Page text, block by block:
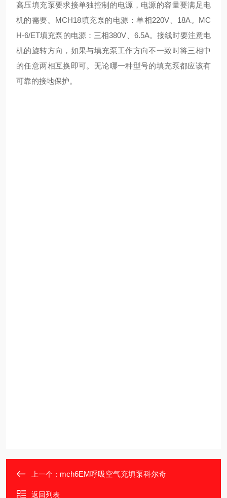
高压填充泵要求接单独控制的电源，电源的容量要满足电
机的需要。MCH18填充泵的电源：单相220V、18A。MC
H-6/ET填充泵的电源：三相380V、6.5A。接线时要注意电
机的旋转方向，如果与填充泵工作方向不一致时将三相中
的任意两相互换即可。无论哪一种型号的填充泵都应该有
可靠的接地保护。
上一个： mch6EM呼吸空气充填泵科尔奇
返回列表